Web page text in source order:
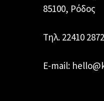
85100, Ρόδος
Τηλ. 22410
E-mail: